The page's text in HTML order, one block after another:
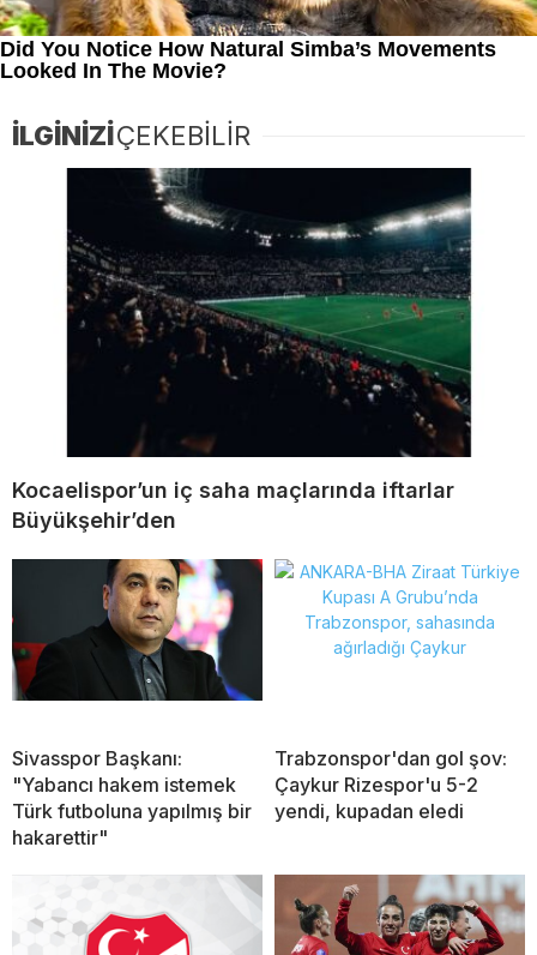
İLGİNİZİÇEKEBİLİR
Kocaelispor’un iç saha maçlarında iftarlar
Büyükşehir’den
Sivasspor Başkanı:
"Yabancı hakem istemek
Türk futboluna yapılmış bir
hakarettir"
Trabzonspor'dan gol şov:
Çaykur Rizespor'u 5-2
yendi, kupadan eledi